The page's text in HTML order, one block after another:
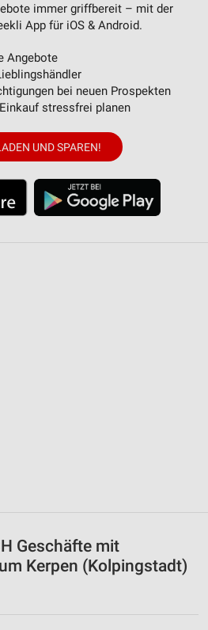
immer griffbereit – mit der
App für iOS & Android.
Angebote
bei neuen Prospekten
stressfrei planen
UND SPAREN!
Geschäfte mit
Kerpen (Kolpingstadt)